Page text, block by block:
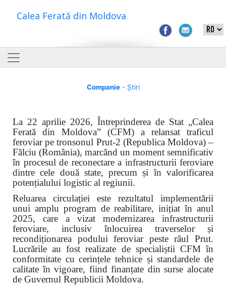
Calea Ferată din Moldova
Companie- Știri
La 22 aprilie 2026, Întreprinderea de Stat „Calea
Ferată din Moldova” (CFM) a relansat traficul
feroviar pe tronsonul Prut-2 (Republica Moldova) –
Fălciu (România), marcând un moment semnificativ
în procesul de reconectare a infrastructurii feroviare
dintre cele două state, precum și în valorificarea
potențialului logistic al regiunii.
Reluarea circulației este rezultatul implementării
unui amplu program de reabilitare, inițiat în anul
2025, care a vizat modernizarea infrastructurii
feroviare, inclusiv înlocuirea traverselor și
recondiționarea podului feroviar peste râul Prut.
Lucrările au fost realizate de specialiștii CFM în
conformitate cu cerințele tehnice și standardele de
calitate în vigoare, fiind finanțate din surse alocate
de Guvernul Republicii Moldova.